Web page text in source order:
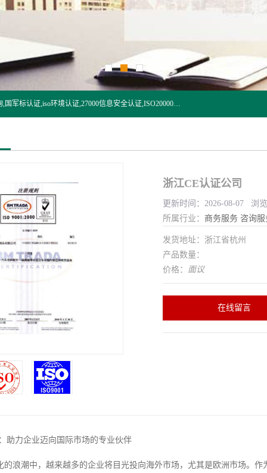
杭州贝安企业管理有限公司:iso咨询,杭州ISO认证,iso认证咨询,国军标认证,iso环境认证,27000信息安全认证,ISO20000信息技术认证,口罩检测报告,32610检测报告,CCRC认证,ISO50001认证,ITSS认证,两化融合认证,出口口罩检测报告等认证代理服务,本公司有近10年的体系咨询经验,能业务覆盖范围南到海南三亚北到新疆阿克苏.
浙江CE认证公司
更新时间：2026-08-07 浏
所属行业： 商务服务 咨询服
发货地址：浙江省杭州
产品数量：
价格： 面议
在线留言
助力企业迈向国际市场的专业伙伴
的浪潮中，越来越多的企业将目光投向海外市场，尤其是欧洲市场。